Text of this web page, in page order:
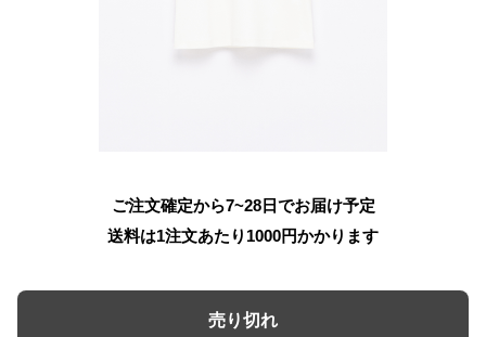
ご注文確定から7~28日でお届け予定
送料は1注文あたり 1000円かかります
売り切れ